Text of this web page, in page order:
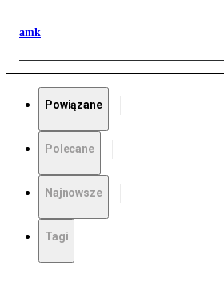
amk
Powiązane
Polecane
Najnowsze
Tagi